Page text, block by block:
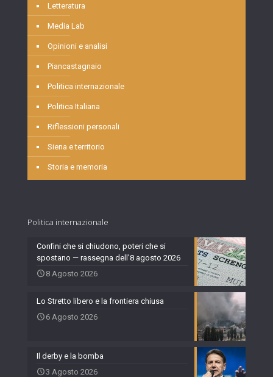
Letteratura
Media Lab
Opinioni e analisi
Piancastagnaio
Politica internazionale
Politica Italiana
Riflessioni personali
Siena e territorio
Storia e memoria
Politica internazionale
Confini che si chiudono, poteri che si
spostano — rassegna dell’8 agosto 2026
8 Agosto 2026
Lo Stretto libero e la frontiera chiusa
6 Agosto 2026
Il derby e la bomba
3 Agosto 2026